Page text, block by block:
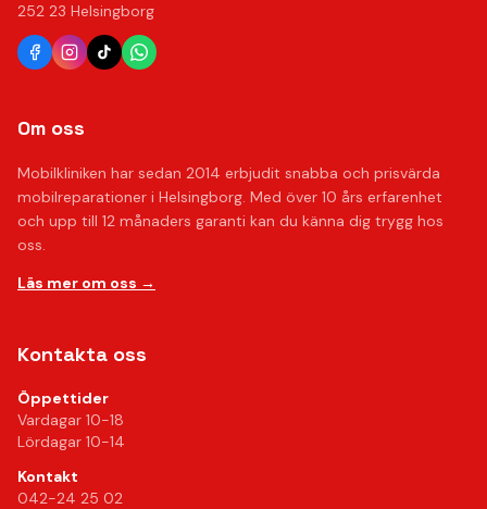
252 23 Helsingborg
Om oss
Mobilkliniken har sedan 2014 erbjudit snabba och prisvärda
mobilreparationer i Helsingborg. Med över 10 års erfarenhet
och upp till 12 månaders garanti kan du känna dig trygg hos
oss.
Läs mer om oss →
Kontakta oss
Öppettider
Vardagar 10-18
Lördagar 10-14
Kontakt
042-24 25 02